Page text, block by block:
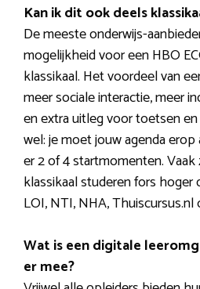
Kan ik dit ook deels
De meeste onderwijs-
mogelijkheid voor een HBO
klassikaal. Het voordeel van
meer sociale interactie, meer
en extra uitleg voor toetsen
wel: je moet jouw agenda erop
er 2 of 4 startmomenten. Vaak
klassikaal studeren fors hoger
LOI, NTI, NHA, Thuiscursus.nl
Wat is een digitale
er mee?